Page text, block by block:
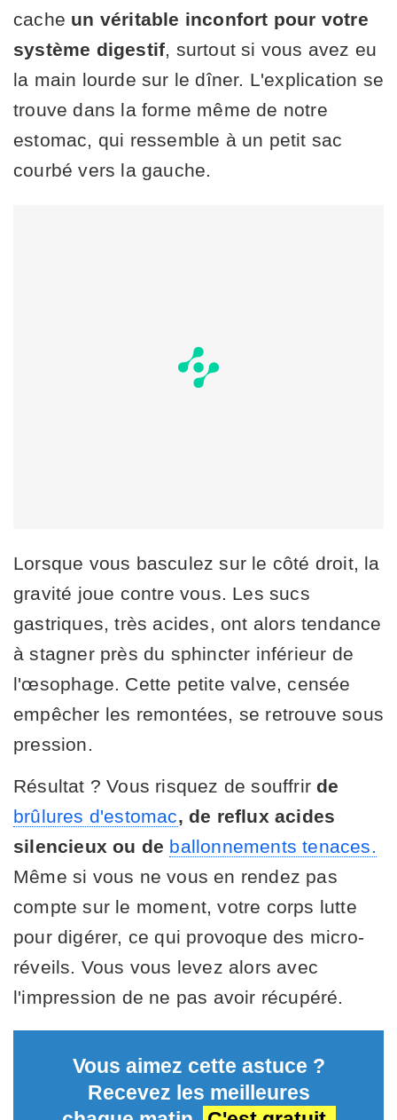
cache un véritable inconfort pour votre
système digestif, surtout si vous avez eu
la main lourde sur le dîner. L'explication se
trouve dans la forme même de notre
estomac, qui ressemble à un petit sac
courbé vers la gauche.
Lorsque vous basculez sur le côté droit, la
gravité joue contre vous. Les sucs
gastriques, très acides, ont alors tendance
à stagner près du sphincter inférieur de
l'œsophage. Cette petite valve, censée
empêcher les remontées, se retrouve sous
pression.
Résultat ? Vous risquez de souffrirde
brûlures d'estomac, de reflux acides
silencieux ou de ballonnements tenaces.
Même si vous ne vous en rendez pas
compte sur le moment, votre corps lutte
pour digérer, ce qui provoque des micro-
réveils. Vous vous levez alors avec
l'impression de ne pas avoir récupéré.
Vous aimez cette astuce ?
Recevez les meilleures